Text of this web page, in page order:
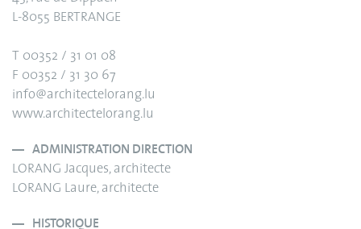
L-8055 BERTRANGE
T 00352 / 31 01 08
F 00352 / 31 30 67
info@architectelorang.lu
www.architectelorang.lu
ADMINISTRATION DIRECTION
LORANG Jacques, architecte
LORANG Laure, architecte
HISTORIQUE